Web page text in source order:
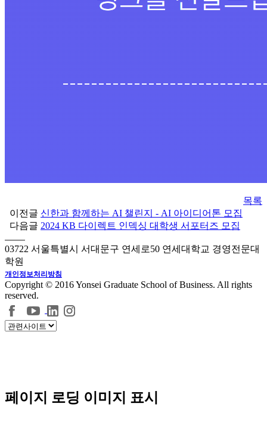
목록
이전글 신한과 함께하는 AI 챌린지 - AI 아이디어톤 모집
다음글 2024 KB 다이렉트 인덱싱 대학생 서포터즈 모집
03722 서울특별시 서대문구 연세로50 연세대학교 경영전문대
학원
개인정보처리방침
Copyright © 2016 Yonsei Graduate School of Business. All rights
reserved.
페이지 로딩 이미지 표시